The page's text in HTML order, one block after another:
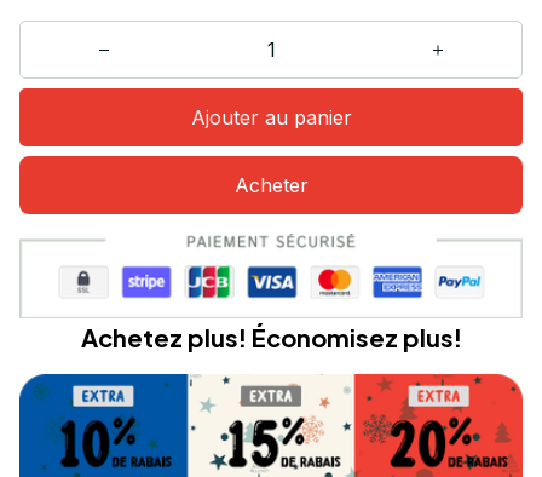
Ajouter au panier
Acheter
Achetez plus! Économisez plus!